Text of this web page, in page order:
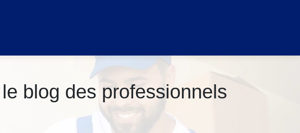
blog des profes­sion­nels